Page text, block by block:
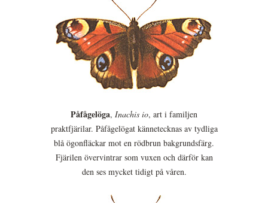
Påfågelöga, Inachis io, art i familjen
praktfjärilar. Påfågelögat kännetecknas av tydliga
blå ögonfläckar mot en rödbrun bakgrundsfärg.
Fjärilen övervintrar som vuxen och därför kan
den ses mycket tidigt på våren.